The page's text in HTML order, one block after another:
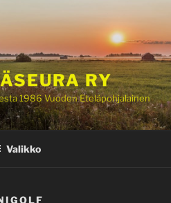
RY
1986 Vuoden Eteläpohjalainen
Valikko